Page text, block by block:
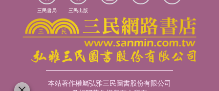
三民書局 三民出版
本站著作權屬弘雅三民圖書股份有限公司